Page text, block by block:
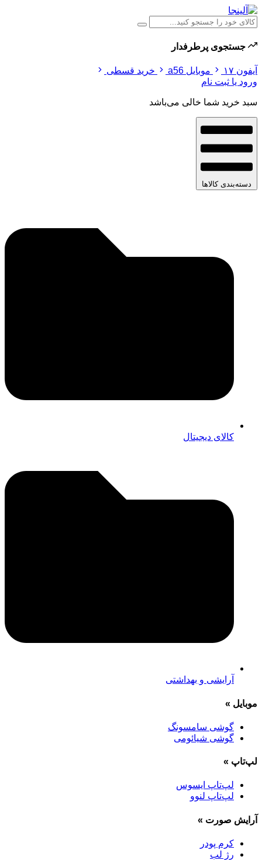
جستجوی پرطرفدار
آیفون ۱۷ موبایل a56
خرید قسطی
ورود یا ثبت نام
سبد خرید شما خالی می‌باشد
دسته‌بندی کالاها
کالای دیجیتال
آرایشی و بهداشتی
موبایل »
گوشی سامسونگ
گوشی شیائومی
لپ‌تاپ »
لپ‌تاپ ایسوس
لپ‌تاپ لنوو
آرایش صورت »
کرم پودر
رژ لب